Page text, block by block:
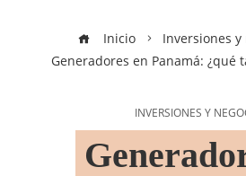
Inicio
Inversiones y
Generadores en Panamá: ¿qué
INVERSIONES Y